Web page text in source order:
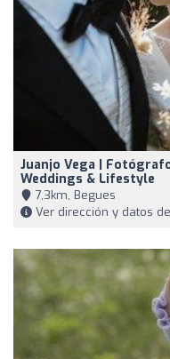
Juanjo Vega |
Weddings & Lifestyle
7,3km, Begues
Ver dirección y datos